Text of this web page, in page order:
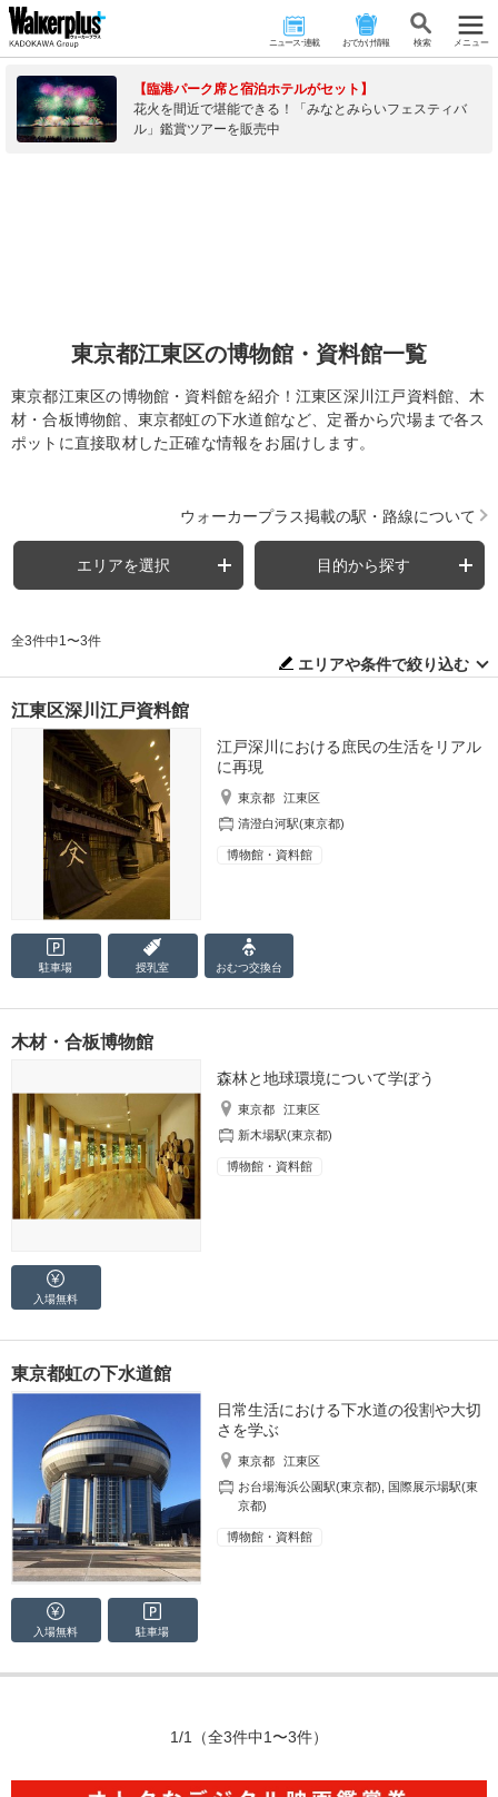
ニュース･連載 おでかけ情報 検 索 メニュー
【臨港パーク席と宿泊ホテルがセット】
花火を間近で堪能できる！「みなとみらいフェスティバ
ル」鑑賞ツアーを販売中
東京都江東区の博物館・資料館一覧
東京都江東区の博物館・資料館を紹介！江東区深川江戸資料館、木
材・合板博物館、東京都虹の下水道館など、定番から穴場まで各ス
ポットに直接取材した正確な情報をお届けします。
ウォーカープラス掲載の駅・路線について
エリアを選択 目的から探す
全3件中1〜3件
エリアや条件で絞り込む
江東区深川江戸資料館
江戸深川における庶民の生活をリアル
に再現
東京都
江東区
清澄白河駅(東京都)
博物館・資料館
駐車場 授乳室 おむつ交換台
木材・合板博物館
森林と地球環境について学ぼう
東京都
江東区
新木場駅(東京都)
博物館・資料館
入場無料
東京都虹の下水道館
日常生活における下水道の役割や大切
さを学ぶ
東京都
江東区
お台場海浜公園駅(東京都)
国際展示場駅(東
京都)
博物館・資料館
入場無料 駐車場
1/1 （全3件中1〜3件）